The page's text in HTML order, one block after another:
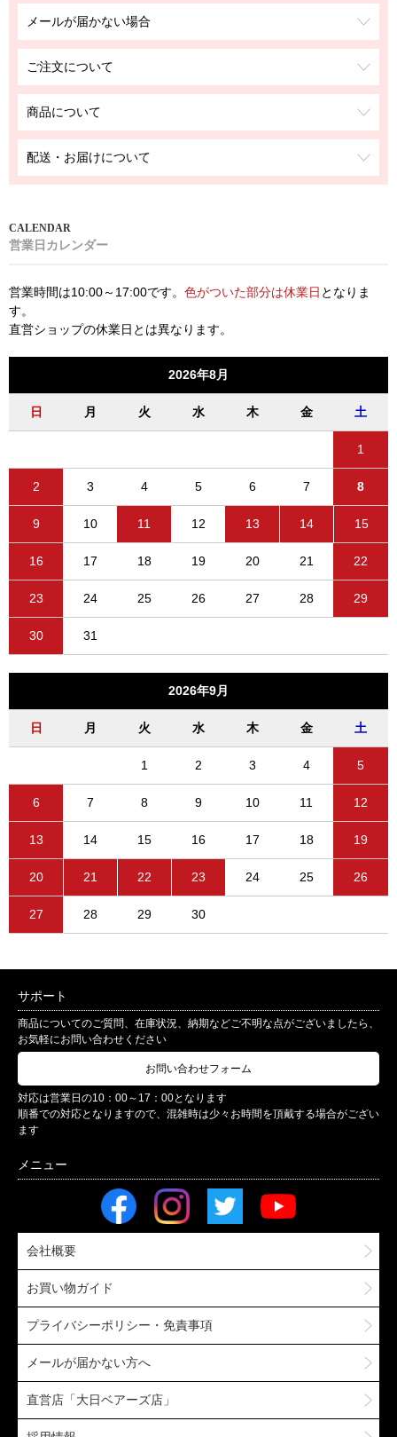
メールが届かない場合
ご注文について
商品について
配送・お届けについて
営業日カレンダー
営業時間は10:00～17:00です。 色がついた部分は休業日 となりま
す。
直営ショップの休業日とは異なります。
2026年8月
日 月 火 水 木 金 土
1
2 3 4 5 6 7 8
9 10 11 12 13 14 15
16 17 18 19 20 21 22
23 24 25 26 27 28 29
30 31
2026年9月
日 月 火 水 木 金 土
1 2 3 4 5
6 7 8 9 10 11 12
13 14 15 16 17 18 19
20 21 22 23 24 25 26
27 28 29 30
サポート
商品についてのご質問、在庫状況、納期などご不明な点がございましたら、
お気軽にお問い合わせください
お問い合わせフォーム
対応は営業日の10：00～17：00となります
順番での対応となりますので、混雑時は少々お時間を頂戴する場合がござい
ます
会社概要
お買い物ガイド
プライバシーポリシー・免責事項
メールが届かない方へ
直営店「大日ベアーズ店」